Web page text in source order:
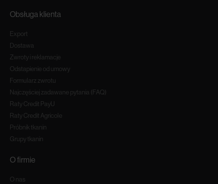
Obsługa klienta
Export
Dostawa
Zwroty i reklamacje
Odstapienie od umowy
Formularz zwrotu
Najczęściej zadawane pytania (FAQ)
Raty Credit PayU
Raty Credit Agricole
Próbnik tkanin
Grupy tkanin
O firmie
O nas